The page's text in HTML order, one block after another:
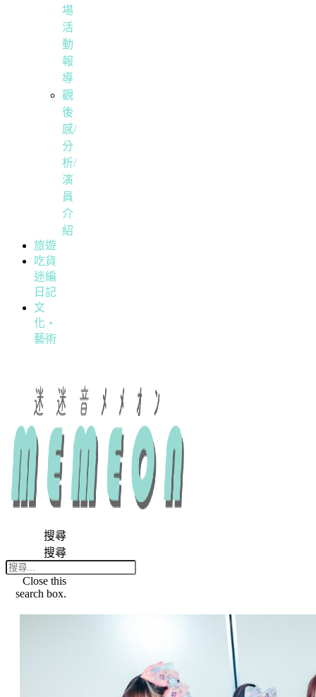
場
活
動
報
導
觀
後
感/
分
析/
演
員
介
紹
旅遊
吃貨
迷編
日記
文
化・
藝術
搜尋
搜尋
Close this
search box.